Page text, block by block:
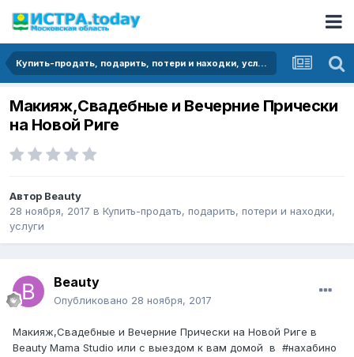
Купить-продать, подарить, потери и находки, услуги
Макияж,Свадебные и Вечерние Прически
на Новой Риге
Автор Beauty
28 ноября, 2017 в Купить-продать, подарить, потери и находки,
услуги
Beauty
Опубликовано 28 ноября, 2017
Макияж,Свадебные и Вечерние Прически на Новой Риге в
Beauty Mama Studio или с выездом к вам домой в #нахабино